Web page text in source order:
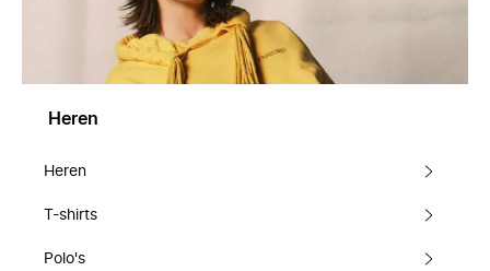
Heren
Heren
T-shirts
Polo's